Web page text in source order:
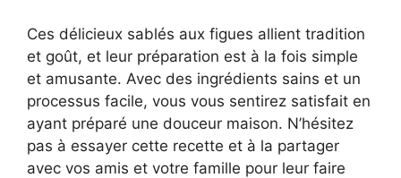
Ces délicieux sablés aux figues allient tradition
et goût, et leur préparation est à la fois simple
et amusante. Avec des ingrédients sains et un
processus facile, vous vous sentirez satisfait en
ayant préparé une douceur maison. N’hésitez
pas à essayer cette recette et à la partager
avec vos amis et votre famille pour leur faire